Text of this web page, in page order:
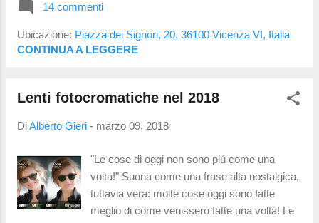
evidenziati in giallo . Transitions Signature VII,
Xctractive and Vantage Ideali per avere lenti
completamente trasparenti in interni, le
età, compresi i bambini. Sono disponibili in
ametista e smeraldo. Le lenti Transition
e verde grafite, sono esterne più scure per
proteggere dal sole. Le lenti XTRActive sono
leggermente colorate all'interno e si scuriscono
dietro il parabrezza di un'auto. Le lenti
14 commenti
Ubicazione: Piazza dei Signori, 20, 36100 Vicenza VI, Italia
CONTINUA A LEGGERE
Lenti fotocromatiche nel 2018
DiAlberto Gieri - marzo 09, 2018
"Le cose di oggi non sono piú come una
volta!" Suona come una frase alta nostalgica,
tuttavia vera: molte cose oggi sono fatte
meglio di come venissero fatte una volta! Le